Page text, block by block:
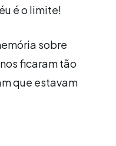
é o limite!
sobre
ficaram tão
que estavam